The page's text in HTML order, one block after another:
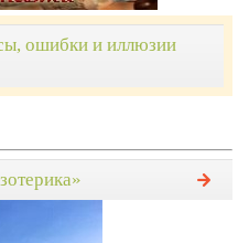
ошибки и иллюзии